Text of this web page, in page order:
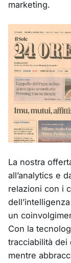
marketing.
La nostra
all’analytics e
relazioni con i
un
Con la
tracciabilità dei
mentre